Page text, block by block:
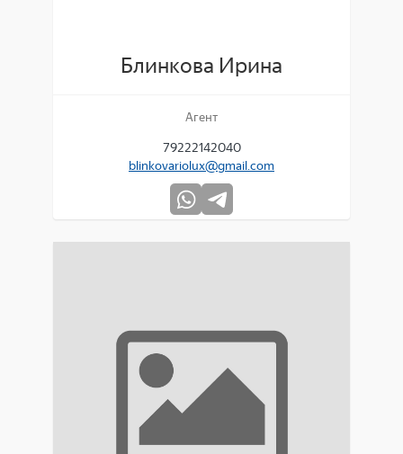
Блинкова Ирина
Агент
79222142040
blinkovariolux@gmail.com